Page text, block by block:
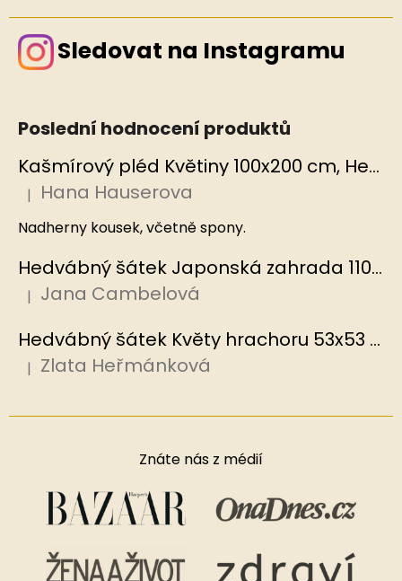
Sledovat na Instagramu
Poslední hodnocení produktů
Kašmírový pléd Květiny 100x200 cm, Hedvábný svět
Hodnocení produktu je 5 z 5 hvězdiček.
| Hana Hauserova
Nadherny kousek, včetně spony.
Hedvábný šátek Japonská zahrada 110x110 cm v dárkovém balení, HEDVÁBNÝ SVĚT
Hodnocení produktu je 5 z 5 hvězdiček.
| Jana Cambelová
Hedvábný šátek Květy hrachoru 53x53 cm v dárkovém balení, HEDVÁBNÝ SVĚT
Hodnocení produktu je 5 z 5 hvězdiček.
| Zlata Heřmánková
Znáte nás z médií